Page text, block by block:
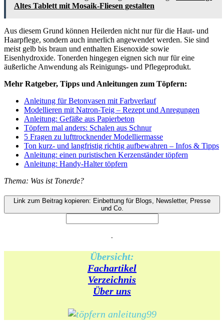
Altes Tablett mit Mosaik-Fliesen gestalten
Aus diesem Grund können Heilerden nicht nur für die Haut- und
Haarpflege, sondern auch innerlich angewendet werden. Sie sind
meist gelb bis braun und enthalten Eisenoxide sowie
Eisenhydroxide. Tonerden hingegen eignen sich nur für eine
äußerliche Anwendung als Reinigungs- und Pflegeprodukt.
Mehr Ratgeber, Tipps und Anleitungen zum Töpfern:
Anleitung für Betonvasen mit Farbverlauf
Modellieren mit Natron-Teig – Rezept und Anregungen
Anleitung: Gefäße aus Papierbeton
Töpfern mal anders: Schalen aus Schnur
5 Fragen zu lufttrocknender Modelliermasse
Ton kurz- und langfristig richtig aufbewahren – Infos & Tipps
Anleitung: einen puristischen Kerzenständer töpfern
Anleitung: Handy-Halter töpfern
Thema: Was ist Tonerde?
Link zum Beitrag kopieren: Einbettung für Blogs, Newsletter, Presse
und Co.
-
Übersicht:
Fachartikel
Verzeichnis
Über uns